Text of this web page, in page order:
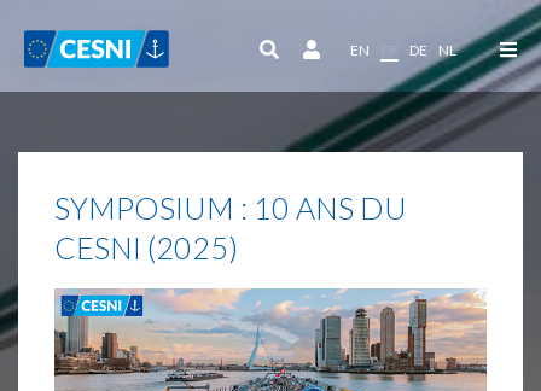
EN FR DE NL
SYMPOSIUM : 10 ANS DU
CESNI (2025)